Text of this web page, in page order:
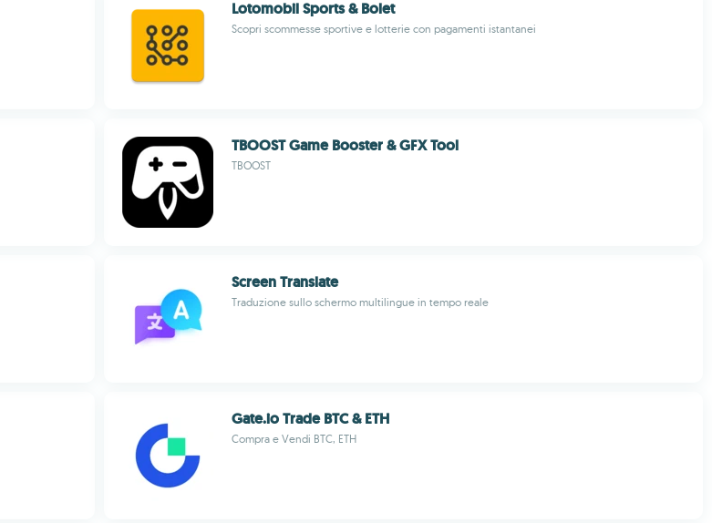
Lotomobil Sports & Bolet
Scopri scommesse sportive e lotterie con pagamenti istantanei
TBOOST Game Booster & GFX Tool
TBOOST
Screen Translate
Traduzione sullo schermo multilingue in tempo reale
Gate.io Trade BTC & ETH
Compra e Vendi BTC, ETH